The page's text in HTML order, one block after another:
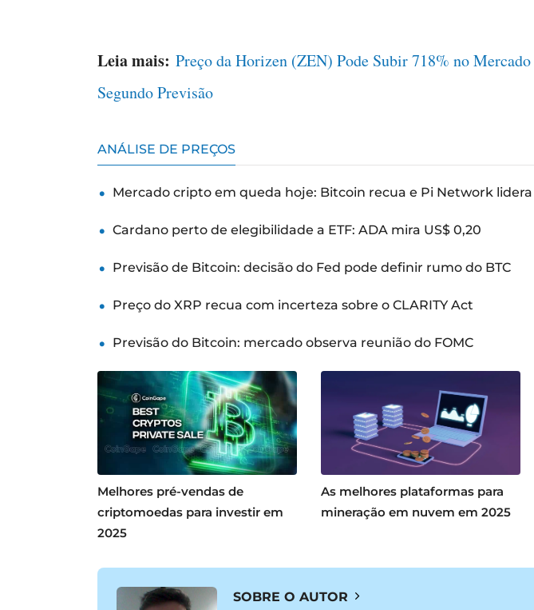
Leia mais: Preço da Horizen (ZEN) Pode Subir 718% no
Segundo Previsão
ANÁLISE DE PREÇOS
Mercado cripto em queda hoje: Bitcoin recua e Pi Network
Cardano perto de elegibilidade a ETF: ADA mira US$ 0,20
Previsão de Bitcoin: decisão do Fed pode definir rumo do BTC
Preço do XRP recua com incerteza sobre o CLARITY Act
Previsão do Bitcoin: mercado observa reunião do FOMC
Melhores pré-vendas de
criptomoedas para investir em
2025
As melhores plataformas para
mineração em nuvem em 2025
SOBRE O AUTOR